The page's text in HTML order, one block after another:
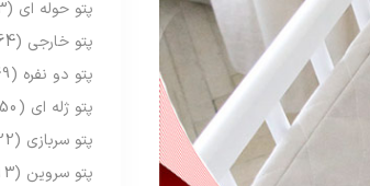
پتو حوله ای (3)
پتو خارجی (64)
پتو دو نفره (149)
پتو ژله ای (50)
پتو سربازی (22)
پتو سروین (13)